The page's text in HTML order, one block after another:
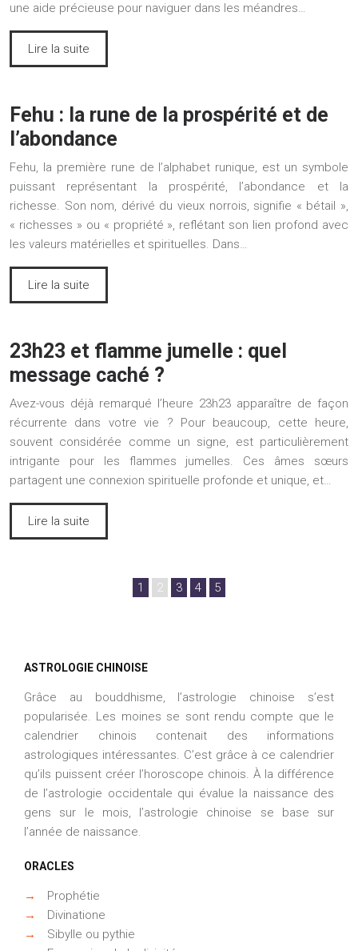
une aide précieuse pour naviguer dans les méandres…
Lire la suite
Fehu : la rune de la prospérité et de
l’abondance
Fehu, la première rune de l’alphabet runique, est un symbole
puissant représentant la prospérité, l’abondance et la
richesse. Son nom, dérivé du vieux norrois, signifie « bétail »,
« richesses » ou « propriété », reflétant son lien profond avec
les valeurs matérielles et spirituelles. Dans…
Lire la suite
23h23 et flamme jumelle : quel
message caché ?
Avez-vous déjà remarqué l’heure 23h23 apparaître de façon
récurrente dans votre vie ? Pour beaucoup, cette heure,
souvent considérée comme un signe, est particulièrement
intrigante pour les flammes jumelles. Ces âmes sœurs
partagent une connexion spirituelle profonde et unique, et…
Lire la suite
1 2 3 4 5
ASTROLOGIE CHINOISE
Grâce au bouddhisme, l’astrologie chinoise s’est
popularisée. Les moines se sont rendu compte que le
calendrier chinois contenait des informations
astrologiques intéressantes. C’est grâce à ce calendrier
qu’ils puissent créer l’horoscope chinois. À la différence
de l’astrologie occidentale qui évalue la naissance des
gens sur le mois, l’astrologie chinoise se base sur
l’année de naissance.
ORACLES
→
Prophétie
→
Divinatione
→
Sibylle ou pythie